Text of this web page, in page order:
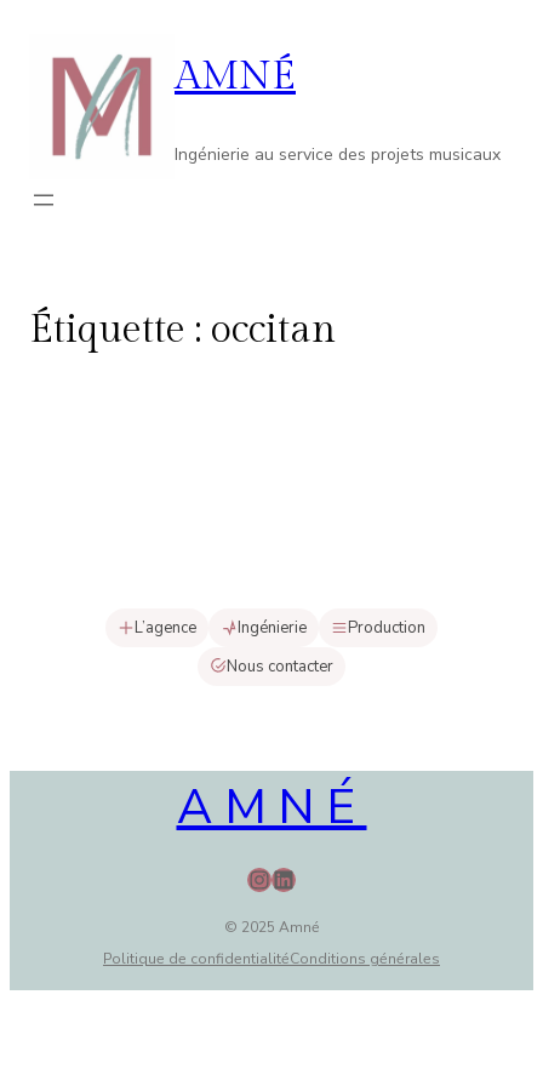
contenu
AMNÉ
Ingénierie au service des projets musicaux
Étiquette : occitan
L’agence Ingénierie
Production
Nous contacter
AMNÉ
InstagramLinkedIn
© 2025 Amné
Politique de confidentialitéConditions générales